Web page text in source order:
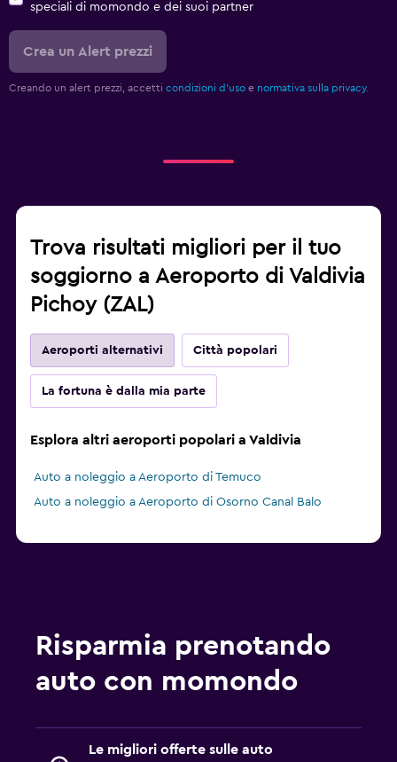
speciali di momondo e dei suoi partner
Crea un Alert prezzi
Creando un alert prezzi, accetti condizioni d'uso e normativa sulla privacy.
Trova risultati migliori per il tuo
soggiorno a Aeroporto di Valdivia
Pichoy (ZAL)
Aeroporti alternativi Città popolari
La fortuna è dalla mia parte
Esplora altri aeroporti popolari a Valdivia
Auto a noleggio a Aeroporto di Temuco
Auto a noleggio a Aeroporto di Osorno Canal Balo
Risparmia prenotando
auto con momondo
Le migliori offerte sulle auto